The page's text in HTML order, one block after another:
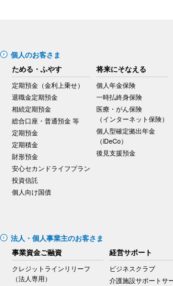
個人のお客さま
ためる・ふやす
定期預金（金利上乗せ）
退職金定期預金
相続定期預金
総合口座・普通預金 等
定期預金
定期積金
財形預金
安心セカンドライフプラン
投資信託
個人向け国債
将来にそなえる
個人年金保険
一時払終身保険
医療・がん保険
（インターネット保険）
個人型確定拠出年金
（iDeCo）
後見支援預金
法人・個人事業主のお客さま
事業資金ご融資
クレジットラインリリーフ
（法人専用）
経営サポート
ビジネスクラブ
介護施設サポートサ